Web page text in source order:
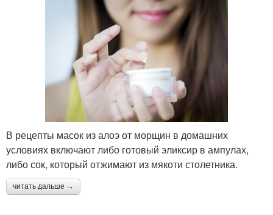
В рецепты масок из алоэ от морщин в домашних
условиях включают либо готовый эликсир в ампулах,
либо сок, который отжимают из мякоти столетника.
читать дальше →